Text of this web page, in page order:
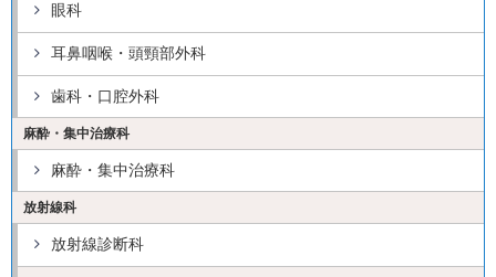
眼科
耳鼻咽喉・頭頸部外科
歯科・口腔外科
麻酔・集中治療科
麻酔・集中治療科
放射線科
放射線診断科